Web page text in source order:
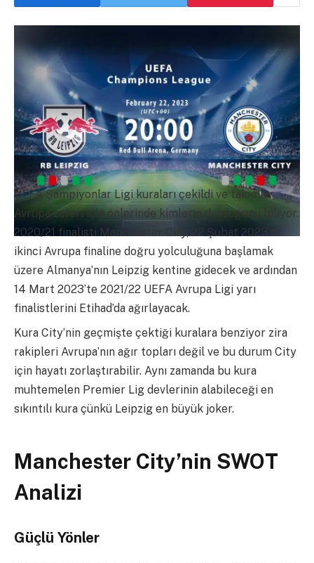
UEFA Şampiyonlar Ligi kuraları çekildi ve takımlar
Avrupa zaferi için önlerinde kimlerin durduğunu biliyor.
2020/21 finalisti Manchester City, 22 Şubat 2023’te
ikinci Avrupa finaline doğru yolculuğuna başlamak
üzere Almanya’nın Leipzig kentine gidecek ve ardından
14 Mart 2023’te 2021/22 UEFA Avrupa Ligi yarı
finalistlerini Etihad’da ağırlayacak.
Kura City’nin geçmişte çektiği kuralara benziyor zira
rakipleri Avrupa’nın ağır topları değil ve bu durum City
için hayatı zorlaştırabilir. Aynı zamanda bu kura
muhtemelen Premier Lig devlerinin alabileceği en
sıkıntılı kura çünkü Leipzig en büyük joker.
Manchester City’nin SWOT
Analizi
Güçlü Yönler